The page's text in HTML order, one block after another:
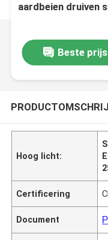
aardbeien druiven
Beste prijs
Hoog licht:
Certificering
Document